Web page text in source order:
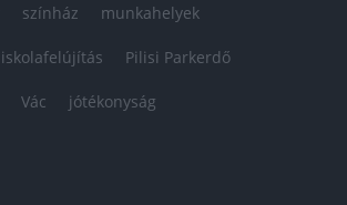
színház munkahelyek
iskolafelújítás Pilisi Parkerdő
Vác jótékonyság